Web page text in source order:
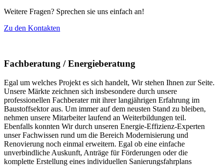
Weitere Fragen? Sprechen sie uns einfach an!
Zu den Kontakten
Fachberatung / Energieberatung
Egal um welches Projekt es sich handelt, Wir stehen Ihnen zur Seite.
Unsere Märkte zeichnen sich insbesondere durch unsere
professionellen Fachberater mit ihrer langjährigen Erfahrung im
Baustoffsektor aus. Um immer auf dem neusten Stand zu bleiben,
nehmen unsere Mitarbeiter laufend an Weiterbildungen teil.
Ebenfalls konnten Wir durch unseren Energie-Effizienz-Experten
unser Fachwissen rund um die Bereich Modernisierung und
Renovierung noch einmal erweitern. Egal ob eine einfache
unverbindliche Auskunft, Anträge für Förderungen oder die
komplette Erstellung eines individuellen Sanierungsfahrplans